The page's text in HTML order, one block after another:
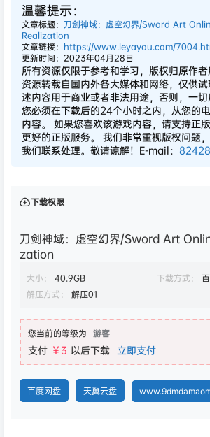
温馨提示：
文章标题： 刀剑神域：虚空幻界/Sword Art
Realization
文章链接： https://www.leyayou.com/
更新时间：2023年04月28日
所有资源仅限于参考和学习，版权归原作
资源转载自国内外各大媒体和网络，仅供
述内容用于商业或者非法用途，否则，一切
您必须在下载后的24个小时之内，从您的
内容。 如果您喜欢该游戏内容，请支持正
更好的正版服务。 我们非常重视版权问题
我们联系处理。敬请谅解！E-mail：
下载权限
刀剑神域：虚空幻界/Sword Art
zation
大小： 40.9GB 下载方式：
解压方式：
解压01
您当前的等级为 游客
支付 ￥3 以后下载 立即支付
百度网盘 天翼云盘